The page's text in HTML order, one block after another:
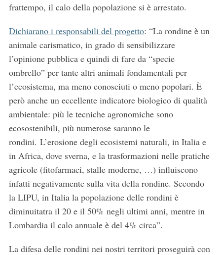
frattempo, il calo della popolazione si è arrestato.
Dichiarano i responsabili del progetto: “La rondine è un
animale carismatico, in grado di sensibilizzare
l’opinione pubblica e quindi di fare da “specie
ombrello” per tante altri animali fondamentali per
l’ecosistema, ma meno conosciuti o meno popolari. È
però anche un eccellente indicatore biologico di qualità
ambientale: più le tecniche agronomiche sono
ecosostenibili, più numerose saranno le
rondini. L’erosione degli ecosistemi naturali, in Italia e
in Africa, dove sverna, e la trasformazioni nelle pratiche
agricole (fitofarmaci, stalle moderne, …) influiscono
infatti negativamente sulla vita della rondine. Secondo
la LIPU, in Italia la popolazione delle rondini è
diminuitatra il 20 e il 50% negli ultimi anni, mentre in
Lombardia il calo annuale è del 4% circa”.
La difesa delle rondini nei nostri territori proseguirà con